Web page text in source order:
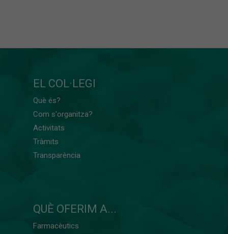
EL COL·LEGI
Què és?
Com s'organitza?
Activitats
Tràmits
Transparència
QUÈ OFERIM A...
Farmacèutics